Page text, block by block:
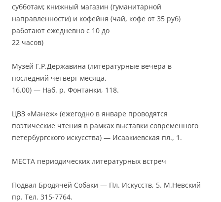
субботам; книжный магазин (гуманитарной
направленности) и кофейня (чай, кофе от 35 руб)
работают ежедневно с 10 до
22 часов)
Музей Г.Р.Державина (литературные вечера в
последний четверг месяца,
16.00) — Наб. р. Фонтанки, 118.
ЦВЗ «Манеж» (ежегодно в январе проводятся
поэтические чтения в рамках выставки современного
петербургского искусства) — Исаакиевская пл., 1.
МЕСТА периодических литературных встреч
Подвал Бродячей Собаки — Пл. Искусств, 5. М.Невский
пр. Тел. 315-7764.